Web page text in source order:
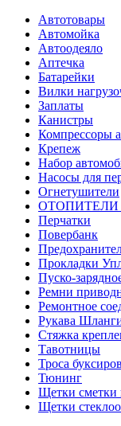
Автотовары
Автомойка
Автоодеяло
Аптечка
Батарейки
Вилки
Заплаты
Канистры
Компрессоры
Крепеж
Набор
Насосы для
Огнетушители
ОТОПИТЕЛИ
Перчатки
Повербанк
Прокладки
Пуско-
Ремни
Ремонтное
Рукава
Стяжка
Тавотницы
Троса
Тюнинг
Щетки сметки
Щетки